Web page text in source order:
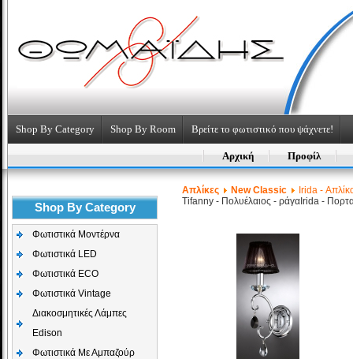
Shop By Category Shop By Room Βρείτε το φωτιστικό που ψάχνετε!
Αρχική Προφίλ
Shop By Category
Φωτιστικά Μοντέρνα
Φωτιστικά LED
Φωτιστικά ECO
Φωτιστικά Vintage
Διακοσμητικές Λάμπες
Edison
Φωτιστικά Με Αμπαζούρ
Απλίκες New Classic
Irida -
Tifanny - Πολυέλαιος - ράγα Irida -